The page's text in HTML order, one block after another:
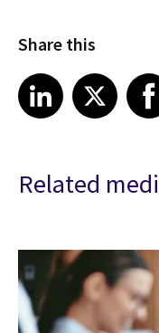
Share this
Share article on LinkedIn
LinkedIn
Share article on XShare
Related